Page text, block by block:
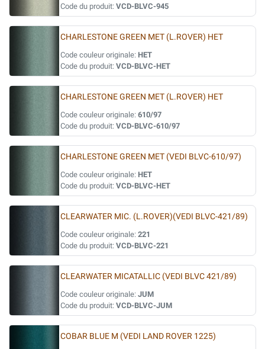
Code du produit: VCD-BLVC-945
CHARLESTONE GREEN MET (L.ROVER) HET
Code couleur originale: HET
Code du produit: VCD-BLVC-HET
CHARLESTONE GREEN MET (L.ROVER) HET
Code couleur originale: 610/97
Code du produit: VCD-BLVC-610/97
CHARLESTONE GREEN MET (VEDI BLVC-610/97)
Code couleur originale: HET
Code du produit: VCD-BLVC-HET
CLEARWATER MIC. (L.ROVER)(VEDI BLVC-421/89)
Code couleur originale: 221
Code du produit: VCD-BLVC-221
CLEARWATER MICATALLIC (VEDI BLVC 421/89)
Code couleur originale: JUM
Code du produit: VCD-BLVC-JUM
COBAR BLUE M (VEDI LAND ROVER 1225)